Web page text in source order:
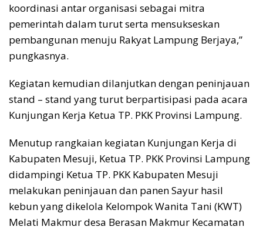
koordinasi antar organisasi sebagai mitra
pemerintah dalam turut serta mensukseskan
pembangunan menuju Rakyat Lampung Berjaya,”
pungkasnya.
Kegiatan kemudian dilanjutkan dengan peninjauan
stand – stand yang turut berpartisipasi pada acara
Kunjungan Kerja Ketua TP. PKK Provinsi Lampung.
Menutup rangkaian kegiatan Kunjungan Kerja di
Kabupaten Mesuji, Ketua TP. PKK Provinsi Lampung
didampingi Ketua TP. PKK Kabupaten Mesuji
melakukan peninjauan dan panen Sayur hasil
kebun yang dikelola Kelompok Wanita Tani (KWT)
Melati Makmur desa Berasan Makmur Kecamatan